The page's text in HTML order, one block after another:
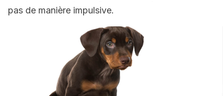
pas de manière impulsive.